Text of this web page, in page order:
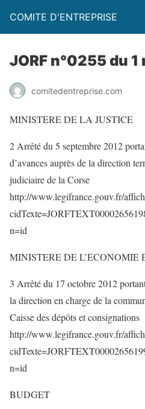
COMITE D'ENTREPRISE
JORF n°0255 du
comitedentreprise.com
MINISTERE DE LA JUSTICE
2 Arrêté du 5 septembre 2012
d’avances auprès de la direction
judiciaire de la Corse
http://www.legifrance.gouv.fr/
n=id
MINISTERE DE L’ECONOMIE
3 Arrêté du 17 octobre 2012
la direction en charge de la
Caisse des dépôts et consignations
http://www.legifrance.gouv.fr/
n=id
BUDGET